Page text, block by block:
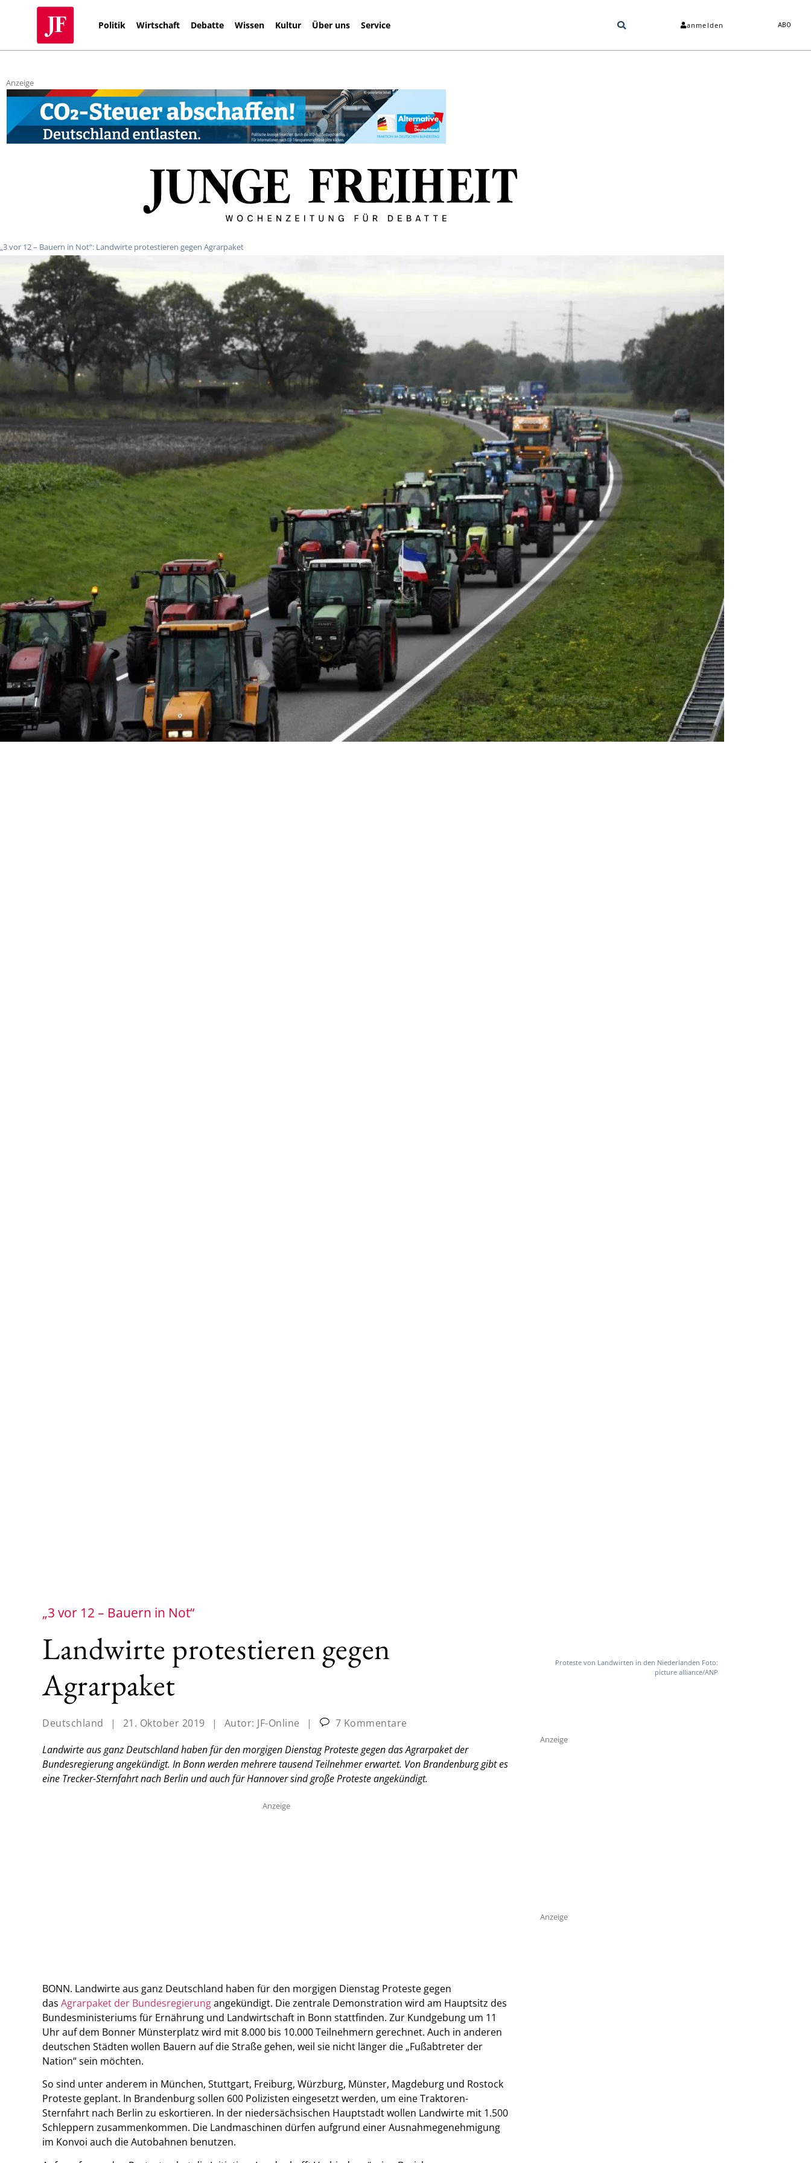
Politik Wirtschaft Debatte Wissen Kultur Über uns Service anmelden ABO
Anzeige
„3 vor 12 – Bauern in Not“: Landwirte protestieren gegen Agrarpaket
„3 vor 12 – Bauern in Not“
Landwirte protestieren gegen
Agrarpaket
Deutschland | 21. Oktober 2019 | Autor: JF-Online |
7 Kommentare
Landwirte aus ganz Deutschland haben für den morgigen Dienstag Proteste gegen das Agrarpaket der
Bundesregierung angekündigt. In Bonn werden mehrere tausend Teilnehmer erwartet. Von Brandenburg gibt es
eine Trecker-Sternfahrt nach Berlin und auch für Hannover sind große Proteste angekündigt.
Anzeige
BONN. Landwirte aus ganz Deutschland haben für den morgigen Dienstag Proteste gegen
das Agrarpaket der Bundesregierungangekündigt. Die zentrale Demonstration wird am Hauptsitz des
Bundesministeriums für Ernährung und Landwirtschaft in Bonn stattfinden. Zur Kundgebung um 11
Uhr auf dem Bonner Münsterplatz wird mit 8.000 bis 10.000 Teilnehmern gerechnet. Auch in anderen
deutschen Städten wollen Bauern auf die Straße gehen, weil sie nicht länger die „Fußabtreter der
Nation“ sein möchten.
So sind unter anderem in München, Stuttgart, Freiburg, Würzburg, Münster, Magdeburg und Rostock
Proteste geplant. In Brandenburg sollen 600 Polizisten eingesetzt werden, um eine Traktoren-
Sternfahrt nach Berlin zu eskortieren. In der niedersächsischen Hauptstadt wollen Landwirte mit 1.500
Schleppern zusammenkommen. Die Landmaschinen dürfen aufgrund einer Ausnahmegenehmigung
im Konvoi auch die Autobahnen benutzen.
Proteste von Landwirten in den Niederlanden Foto:
picture alliance/ANP
Anzeige
Anzeige